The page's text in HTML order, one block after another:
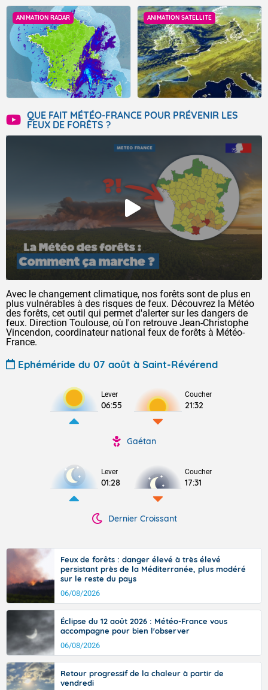
ANIMATION RADAR ANIMATION SATELLITE
QUE FAIT MÉTÉO-FRANCE POUR PRÉVENIR LES
FEUX DE FORÊTS ?
Avec le changement climatique, nos forêts sont de plus en
plus vulnérables à des risques de feux. Découvrez la Météo
des forêts, cet outil qui permet d'alerter sur les dangers de
feux. Direction Toulouse, où l'on retrouve Jean-Christophe
Vincendon, coordinateur national feux de forêts à Météo-
France.
Ephéméride du 07 août à Saint-Révérend
Lever
06:55
Coucher
21:32
Gaétan
Lever
01:28
Coucher
17:31
Dernier Croissant
Feux de forêts : danger élevé à très élevé
persistant près de la Méditerranée, plus modéré
sur le reste du pays
06/08/2026
Éclipse du 12 août 2026 : Météo-France vous
accompagne pour bien l'observer
06/08/2026
Retour progressif de la chaleur à partir de
vendredi